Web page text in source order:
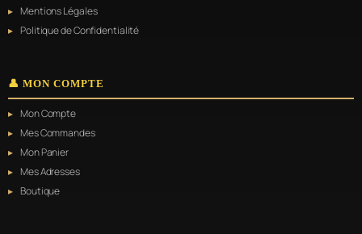
Mentions Légales
Politique de Confidentialité
👤 MON COMPTE
Mon Compte
Mes Commandes
Mon Panier
Mes Adresses
Boutique